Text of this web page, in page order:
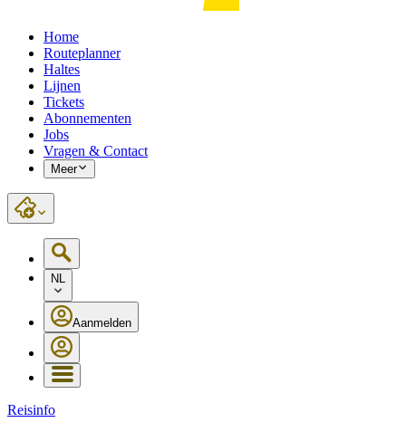
Home
Routeplanner
Haltes
Lijnen
Tickets
Abonnementen
Jobs
Vragen & Contact
Meer
NL
Aanmelden
Reisinfo